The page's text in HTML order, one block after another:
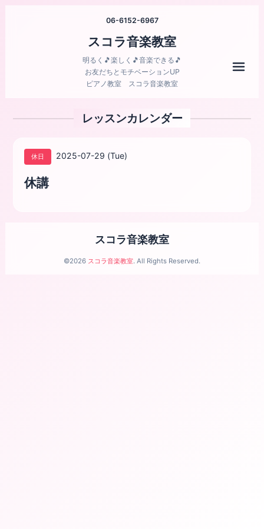
06-6152-6967
スコラ音楽教室
明るく🎵楽しく🎵音楽できる🎵
お友だちとモチベーションUP
ピアノ教室 スコラ音楽教室
レッスンカレンダー
休日 2025-07-29 (Tue)
休講
スコラ音楽教室
©2026 スコラ音楽教室. All Rights Reserved.